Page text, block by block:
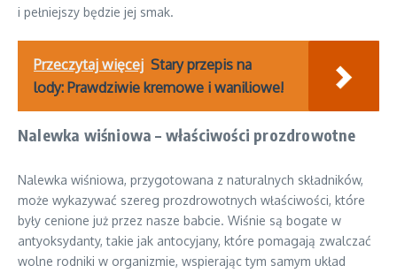
i pełniejszy będzie jej smak.
Przeczytaj więcej Stary przepis na
lody: Prawdziwie kremowe i waniliowe!
Nalewka wiśniowa – właściwości prozdrowotne
Nalewka wiśniowa, przygotowana z naturalnych składników,
może wykazywać szereg prozdrowotnych właściwości, które
były cenione już przez nasze babcie. Wiśnie są bogate w
antyoksydanty, takie jak antocyjany, które pomagają zwalczać
wolne rodniki w organizmie, wspierając tym samym układ